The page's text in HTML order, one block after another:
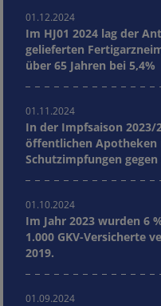
01.12.2024
Im HJ01 2024 lag der
gelieferten
über 65 Jahren bei 5,4%
01.11.2024
In der Impfsaison 2023/
öffentlichen Apotheken
Schutzimpfungen gegen
01.10.2024
Im Jahr 2023 wurden 6
1.000 GKV-Versicherte
2019.
01.09.2024